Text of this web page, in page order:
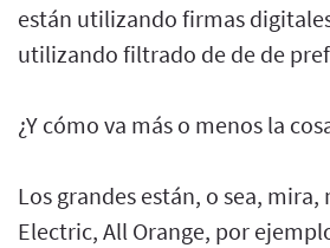
están utilizando firmas
utilizando filtrado de de de
¿Y cómo va más o menos la
Los grandes están, o sea,
Electric, All Orange, por